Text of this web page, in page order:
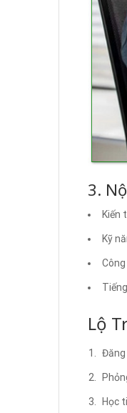
3.
Kiến
Kỹ
Lộ
Đăng
Học